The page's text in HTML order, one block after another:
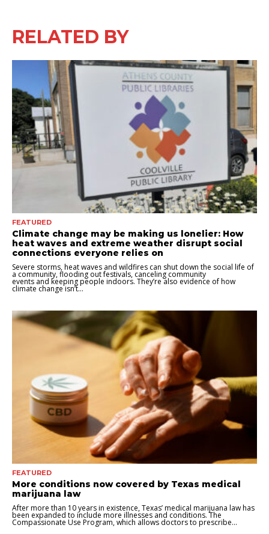
RELATED BY
FEATURED
Climate change may be making us lonelier: How
heat waves and extreme weather disrupt social
connections everyone relies on
Severe storms, heat waves and wildfires can shut down the social life of
a community, flooding out festivals, canceling community
events and keeping people indoors. They’re also evidence of how
climate change isn’t...
FEATURED
More conditions now covered by Texas medical
marijuana law
After more than 10 years in existence, Texas’ medical marijuana law has
been expanded to include more illnesses and conditions. The
Compassionate Use Program, which allows doctors to prescribe...